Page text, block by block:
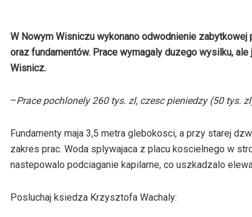
W Nowym Wisniczu wykonano odwodnienie
oraz fundamentów. Prace wymagaly duzego wysilku,
Wisnicz.
–Prace pochlonely 260 tys. zl, czesc pieniedzy (50 tys.
Fundamenty maja 3,5 metra glebokosci, a przy starej
zakres prac. Woda splywajaca z placu koscielnego w
nastepowalo podciaganie kapilarne, co uszkadzalo
Posluchaj ksiedza Krzysztofa Wachaly: